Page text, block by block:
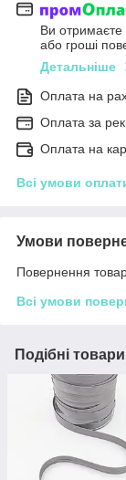
Ви
або гроші
Детальніше
Оплата на
Оплата за
Оплата на
Всі умови
Умови
Повернення
Всі умови
Подібні